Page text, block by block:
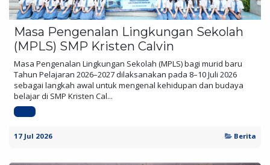
Masa Pengenalan Lingkungan Sekolah
(MPLS) SMP Kristen Calvin
Masa Pengenalan Lingkungan Sekolah (MPLS) bagi murid baru
Tahun Pelajaran 2026–2027 dilaksanakan pada 8–10 Juli 2026
sebagai langkah awal untuk mengenal kehidupan dan budaya
belajar di SMP Kristen Cal...
17 Jul 2026 Berita